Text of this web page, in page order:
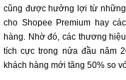
cũng được hưởng lợi từ
cho Shopee Premium hay
hàng. Nhờ đó, các thương
tích cực trong nửa đầu năm
khách hàng mới tăng 50% so